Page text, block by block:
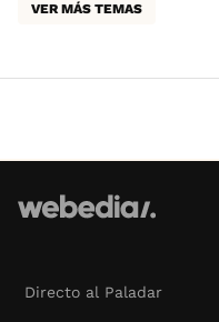
VER MÁS TEMAS
Directo al Paladar